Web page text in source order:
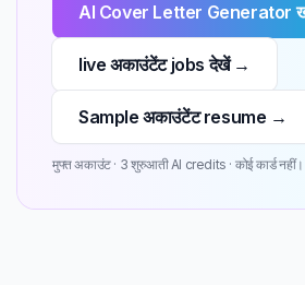
AI Cover Letter Generator
live अकाउंटेंट jobs देखें →
Sample अकाउंटेंट resume →
मुफ्त अकाउंट · 3 शुरुआती AI credits · कोई कार्ड नहीं।